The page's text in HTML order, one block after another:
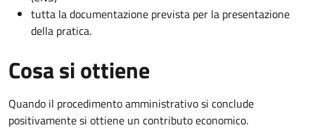
tutta la documentazione prevista per la presentazione
della pratica.
Cosa si ottiene
Quando il procedimento amministrativo si conclude
positivamente si ottiene un contributo economico.